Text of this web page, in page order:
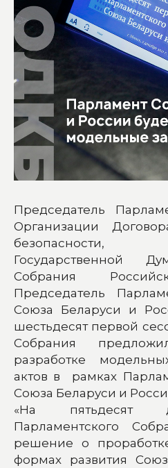
Председатель
Организации
безопасности,
Государственной
Собрания
Председатель
Союза Беларуси и
шестьдесят первой
Собрания
разработке
актов в рамках
Союза Беларуси и
«На пятьдесят
Парламентского
решение о
формах развития